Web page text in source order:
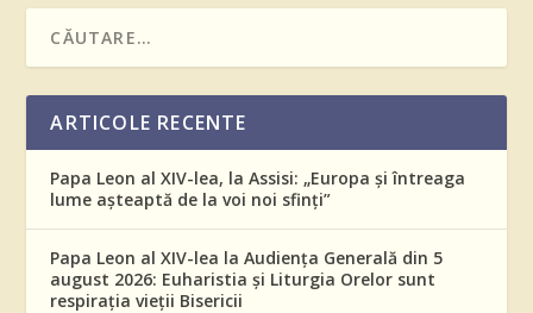
ARTICOLE RECENTE
Papa Leon al XIV-lea, la Assisi: „Europa și întreaga
lume așteaptă de la voi noi sfinți”
Papa Leon al XIV-lea la Audiența Generală din 5
august 2026: Euharistia și Liturgia Orelor sunt
respirația vieții Bisericii